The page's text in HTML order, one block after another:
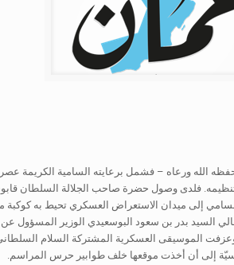
الله ورعاه – فشمل برعايته السامية الكريمة
فلدى وصول حضرة صاحب الجلالة السلطان قابوس
إلى ميدان الاستعراض العسكري تحيط به
السيد بدر بن سعود البوسعيدي الوزير
وعزفت الموسيقى العسكرية المشتركة السلام
إلى أن أخذت موقعها خلف طوابير حرس المراسم.